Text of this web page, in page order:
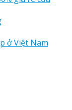
ở Việt Nam